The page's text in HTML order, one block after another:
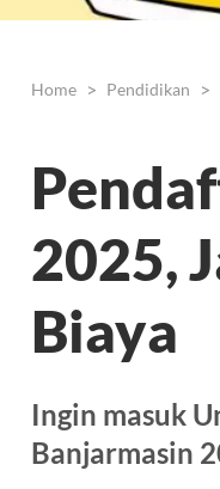
Home Pendidikan
2025,
Biaya
Ingin masuk
Banjarmasin